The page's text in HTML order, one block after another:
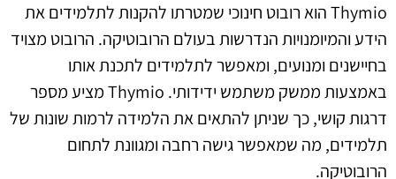
Thymio הוא רובוט חינוכי שמטרתו להקנות לתלמידים את
הידע והמיומנויות הנדרשות בעולם הרובוטיקה. הרובוט מצויד
בחיישנים ומנועים, ומאפשר לתלמידים לתכנת אותו
באמצעות ממשק משתמש ידידותי. Thymio מציע מספר
דרגות קושי, כך שניתן להתאים את הלמידה לרמות שונות של
תלמידים, מה שמאפשר גישה רחבה ומגוונת לתחום
הרובוטיקה.